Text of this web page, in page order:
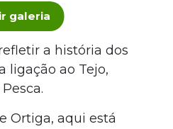
galeria
a história dos
ligação ao Tejo,
Ortiga, aqui está